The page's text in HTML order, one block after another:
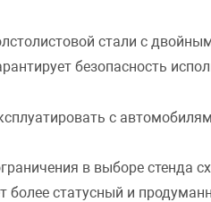
стали с
безопасность
с
в выборе стенда
более статусный и